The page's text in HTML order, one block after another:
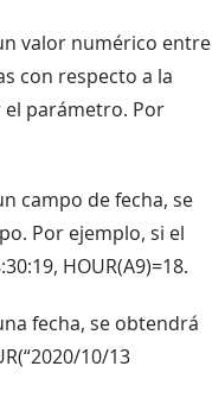
valor numérico entre
con respecto a la
parámetro. Por
campo de fecha, se
Por ejemplo, si el
HOUR(A9)=18.
fecha, se obtendrá
10/13